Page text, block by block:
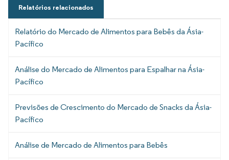
Relatórios relacionados
Relatório do Mercado de Alimentos para Bebês da Ásia-
Pacífico
Análise do Mercado de Alimentos para Espalhar na Ásia-
Pacífico
Previsões de Crescimento do Mercado de Snacks da Ásia-
Pacífico
Análise de Mercado de Alimentos para Bebês